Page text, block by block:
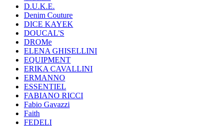
D.U.K.E.
Denim Couture
DICE KAYEK
DOUCAL'S
DROMe
ELENA GHISELLINI
EQUIPMENT
ERIKA CAVALLINI
ERMANNO
ESSENTIEL
FABIANO RICCI
Fabio Gavazzi
Faith
FEDELI